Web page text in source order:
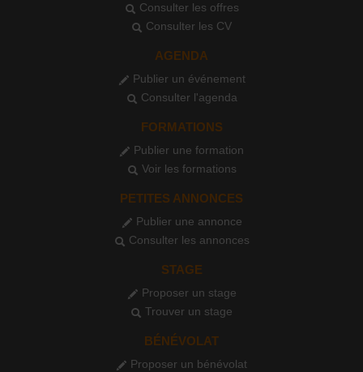
Consulter les offres
Consulter les CV
AGENDA
Publier un événement
Consulter l'agenda
FORMATIONS
Publier une formation
Voir les formations
PETITES ANNONCES
Publier une annonce
Consulter les annonces
STAGE
Proposer un stage
Trouver un stage
BÉNÉVOLAT
Proposer un bénévolat